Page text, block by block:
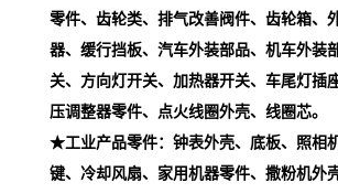
零件、齿轮类、排气改善阀件、齿轮箱、
器、缓行挡板、汽车外装部品、机车外装
关、方向灯开关、加热器开关、车尾灯插
压调整器零件、点火线圈外壳、线圈芯。
★工业产品零件：钟表外壳、底板、照相
键、冷却风扇、家用机器零件、撒粉机外